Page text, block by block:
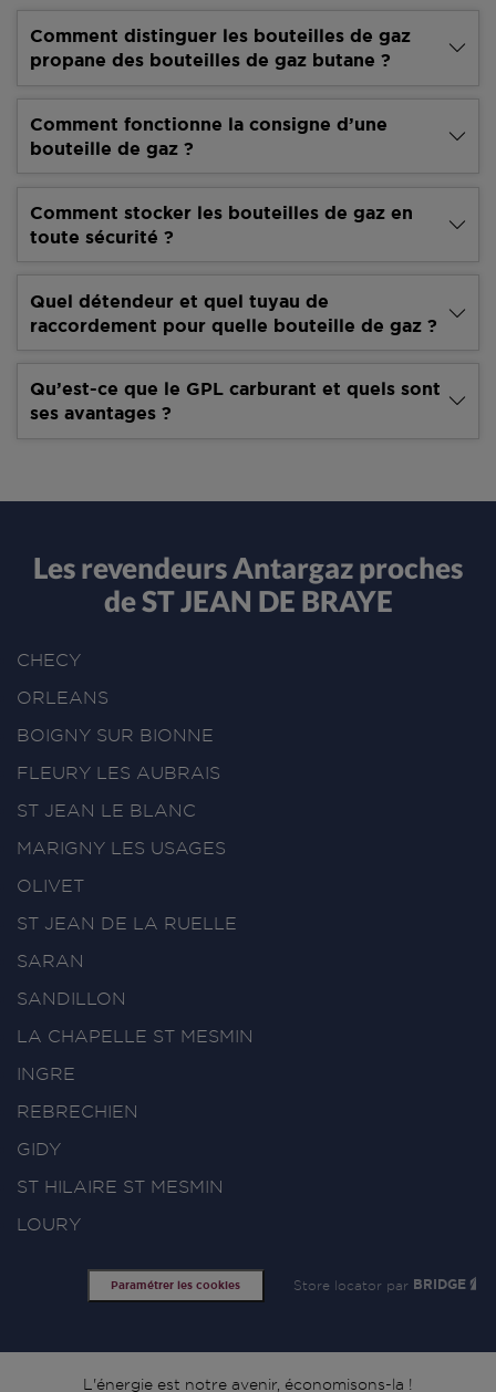
Comment distinguer les bouteilles de gaz
propane des bouteilles de gaz butane ?
Comment fonctionne la consigne d’une
bouteille de gaz ?
Comment stocker les bouteilles de gaz en
toute sécurité ?
Quel détendeur et quel tuyau de
raccordement pour quelle bouteille de gaz ?
Qu’est-ce que le GPL carburant et quels sont
ses avantages ?
Les revendeurs Antargaz proches
de ST JEAN DE BRAYE
CHECY
ORLEANS
BOIGNY SUR BIONNE
FLEURY LES AUBRAIS
ST JEAN LE BLANC
MARIGNY LES USAGES
OLIVET
ST JEAN DE LA RUELLE
SARAN
SANDILLON
LA CHAPELLE ST MESMIN
INGRE
REBRECHIEN
GIDY
ST HILAIRE ST MESMIN
LOURY
Paramétrer les cookies Store locator par BRIDGE
L'énergie est notre avenir, économisons-la !